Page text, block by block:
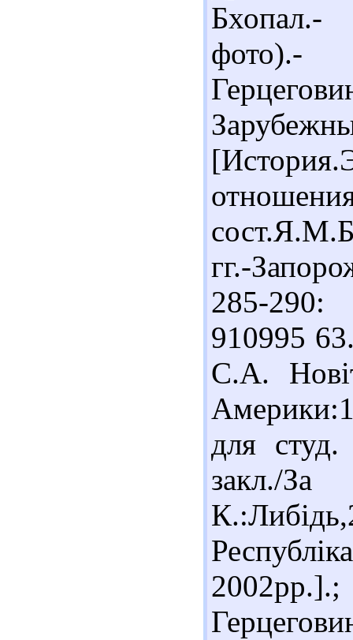
Бхопал.-
гг.-
285-290:
910995
С.А.
для
закл./